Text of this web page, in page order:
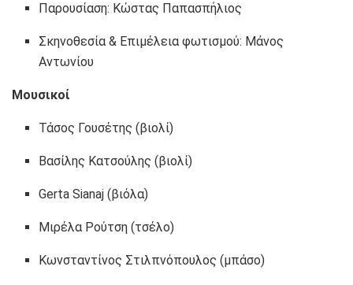
Παρουσίαση: Κώστας Παπασπήλιος
Σκηνοθεσία & Επιμέλεια φωτισμού: Μάνος
Αντωνίου
Μουσικοί
Τάσος Γουσέτης (βιολί)
Βασίλης Κατσούλης (βιολί)
Gerta Sianaj (βιόλα)
Μιρέλα Ρούτση (τσέλο)
Κωνσταντίνος Στιλπνόπουλος (μπάσο)